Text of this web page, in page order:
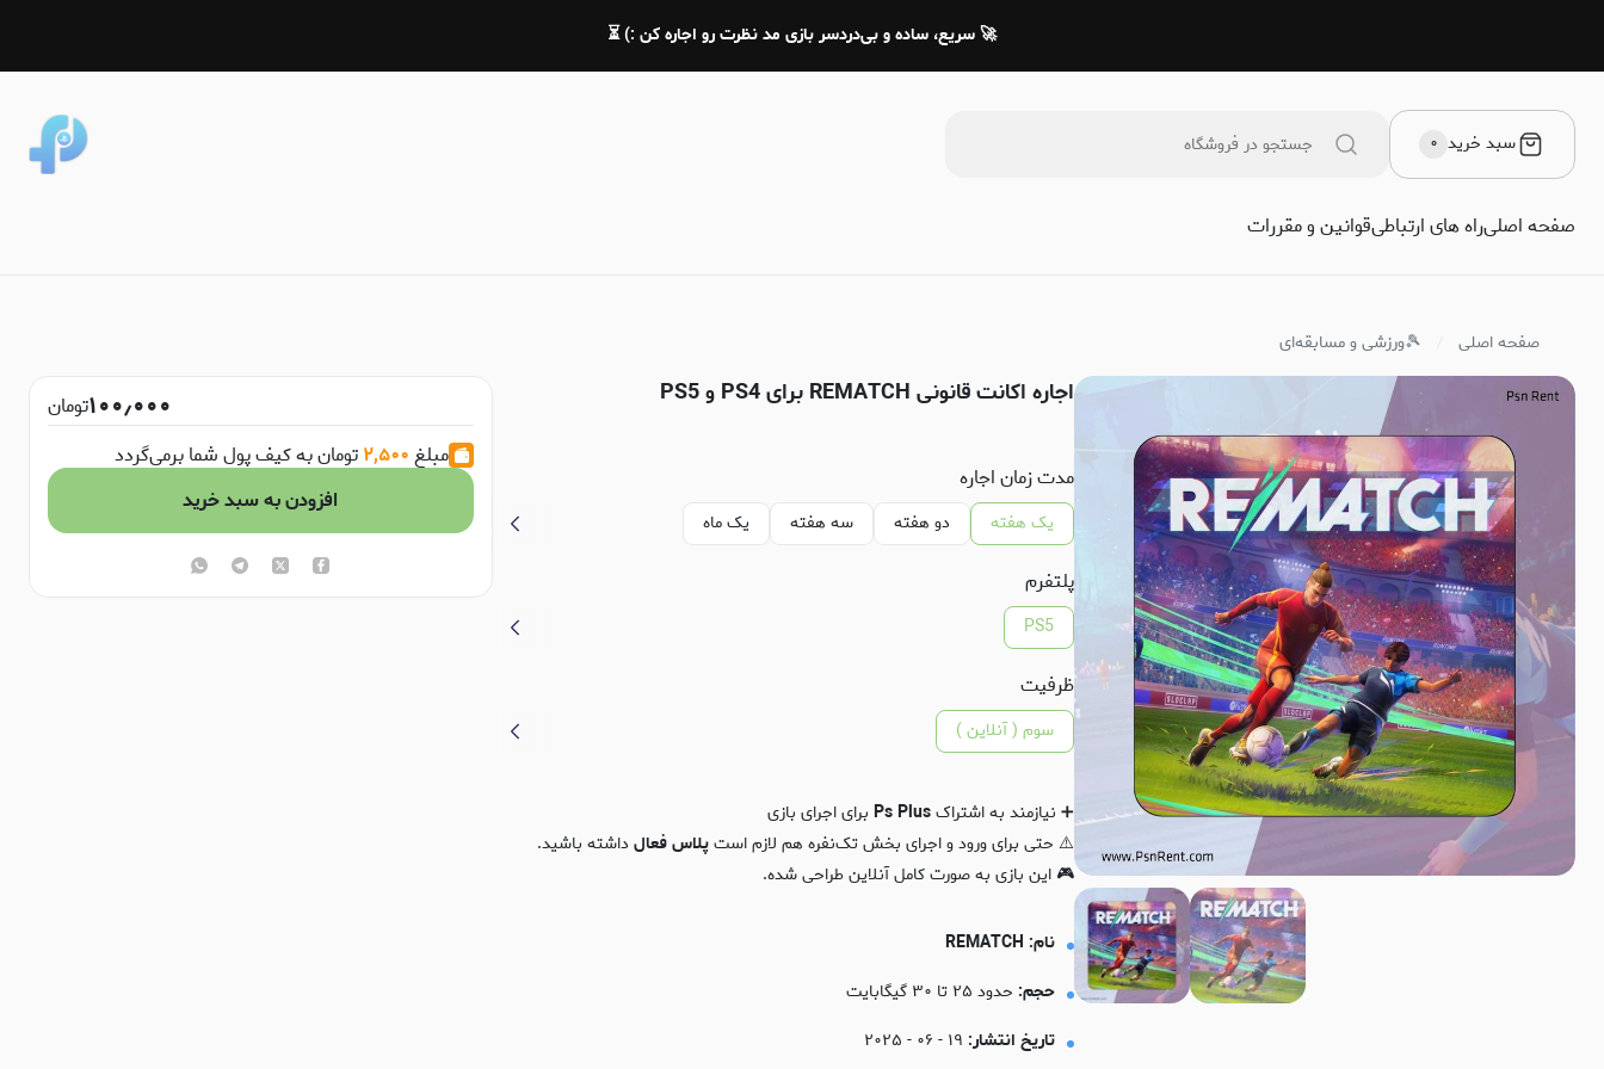
🚀 سریع، ساده و بی‌دردسر بازی مد نظرت رو اجاره کن :) ⏳
سبد خرید ۰
صفحه اصلیراه های ارتباطیقوانین و مقررات
صفحه اصلی 🎾ورزشی و مسابقه‌ای
اجاره اکانت قانونی REMATCH برای PS4 و PS5
مدت زمان اجاره
یک هفته دو هفته سه هفته یک ماه
پلتفرم
PS5
ظرفیت
سوم ( آنلاین )
➕ نیازمند به اشتراکPs Plus برای اجرای بازی
⚠️ حتی برای ورود و اجرای بخش تک‌نفره هم لازم استپلاس فعال داشته باشید.
🎮 این بازی به صورت کامل آنلاین طراحی شده.
نام: REMATCH
حجم: حدود ۲۵ تا ۳۰ گیگابایت
تاریخ انتشار: ۱۹ - ۰۶ - ۲۰۲۵
۱۰۰٫۰۰۰تومان
مبلغ۲,۵۰۰تومان به کیف پول شما برمی‌گردد
افزودن به سبد خرید